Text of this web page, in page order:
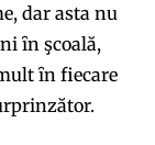
dar asta nu
ȋn şcoală,
ȋn fiecare